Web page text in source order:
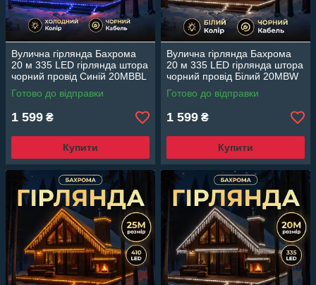
Вулична гірлянда Бахрома
20 м 335 LED гірлянда штора
чорний провід Синій 20MBBL
Готово до відправки
1 599 ₴
Купити
Вулична гірлянда Бахрома
20 м 335 LED гірлянда штора
чорний провід Білий 20MBW
Готово до відправки
1 599 ₴
Купити